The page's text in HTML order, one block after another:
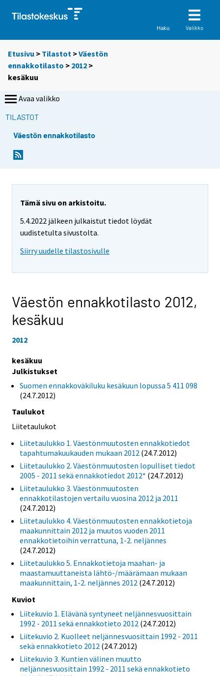
Haku Valikko
Etusivu > Tilastot >Väestön
ennakkotilasto > 2012 >
kesäkuu
Avaa valikko
TILASTOT
Väestön ennakkotilasto
Tämä sivu on arkistoitu.
5.4.2022 jälkeen julkaistut tiedot löydät
uudistetulta sivustolta.
Siirry uudelle tilastosivulle
Väestön ennakkotilasto 2012,
kesäkuu
2012
kesäkuu
Julkistukset
Suomen ennakkoväkiluku kesäkuun lopussa 5 411 098
(24.7.2012)
Taulukot
Liitetaulukot
Liitetaulukko 1. Väestönmuutosten ennakkotiedot
tapahtumakuukauden mukaan 2012 (24.7.2012)
Liitetaulukko 2. Väestönmuutosten lopulliset tiedot
2005 - 2011 sekä ennakkotiedot 2012* (24.7.2012)
Liitetaulukko 3. Väestönmuutosten
ennakkotilastojen vertailu vuosina 2012 ja 2011
(24.7.2012)
Liitetaulukko 4. Väestönmuutosten ennakkotietoja
maakunnittain 2012 ja muutos vuoden 2011
ennakkotietoihin verrattuna, 1-2. neljännes
(24.7.2012)
Liitetaulukko 5. Ennakkotietoja maahan- ja
maastamuuttaneista lähtö-/määrämaan mukaan
maakunnittain, 1-2. neljännes 2012 (24.7.2012)
Kuviot
Liitekuvio 1. Elävänä syntyneet neljännesvuosittain
1992 - 2011 sekä ennakkotieto 2012 (24.7.2012)
Liitekuvio 2. Kuolleet neljännesvuosittain 1992 - 2011
sekä ennakkotieto 2012 (24.7.2012)
Liitekuvio 3. Kuntien välinen muutto
neljännesvuosittain 1992 - 2011 sekä ennakkotieto